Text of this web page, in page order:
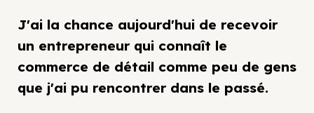
J'ai la chance aujourd'hui de recevoir
un entrepreneur qui connaît le
commerce de détail comme peu de gens
que j'ai pu rencontrer dans le passé.